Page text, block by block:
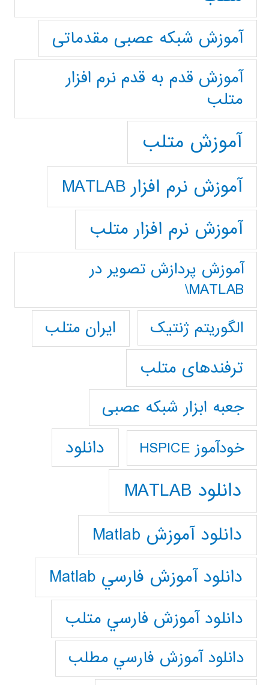
آموزش شبکه عصبی مقدماتی
آموزش قدم به قدم نرم افزار
متلب
آموزش متلب
آموزش نرم افزار MATLAB
آموزش نرم افزار متلب
آموزش پردازش تصوير در
MATLAB\
الگوریتم ژنتیک
ایران متلب
ترفندهای متلب
جعبه ابزار شبکه عصبی
خودآموز HSPICE دانلود
دانلود MATLAB
دانلود آموزش Matlab
دانلود آموزش فارسي Matlab
دانلود آموزش فارسي متلب
دانلود آموزش فارسي مطلب